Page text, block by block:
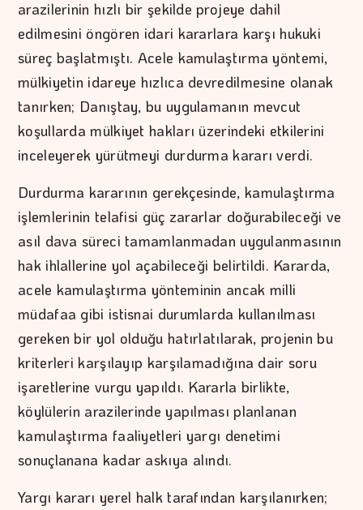
arazilerinin hızlı bir şekilde projeye dahil
edilmesini öngören idari kararlara karşı hukuki
süreç başlatmıştı. Acele kamulaştırma yöntemi,
mülkiyetin idareye hızlıca devredilmesine olanak
tanırken; Danıştay, bu uygulamanın mevcut
koşullarda mülkiyet hakları üzerindeki etkilerini
inceleyerek yürütmeyi durdurma kararı verdi.
Durdurma kararının gerekçesinde, kamulaştırma
işlemlerinin telafisi güç zararlar doğurabileceği ve
asıl dava süreci tamamlanmadan uygulanmasının
hak ihlallerine yol açabileceği belirtildi. Kararda,
acele kamulaştırma yönteminin ancak milli
müdafaa gibi istisnai durumlarda kullanılması
gereken bir yol olduğu hatırlatılarak, projenin bu
kriterleri karşılayıp karşılamadığına dair soru
işaretlerine vurgu yapıldı. Kararla birlikte,
köylülerin arazilerinde yapılması planlanan
kamulaştırma faaliyetleri yargı denetimi
sonuçlanana kadar askıya alındı.
Yargı kararı yerel halk tarafından karşılanırken;